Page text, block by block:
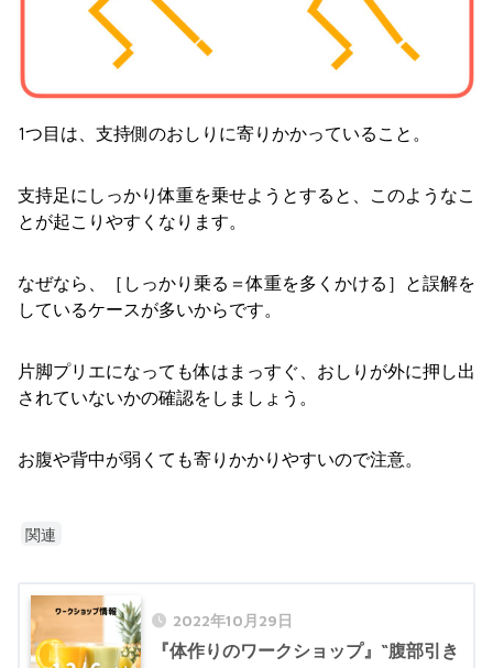
1つ目は、支持側のおしりに寄りかかっていること。
支持足にしっかり体重を乗せようとすると、このようなこ
とが起こりやすくなります。
なぜなら、［しっかり乗る＝体重を多くかける］と誤解を
しているケースが多いからです。
片脚プリエになっても体はまっすぐ、おしりが外に押し出
されていないかの確認をしましょう。
お腹や背中が弱くても寄りかかりやすいので注意。
関連
2022年10月29日
『体作りのワークショップ』“腹部引き